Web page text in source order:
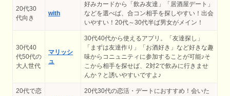
20代30
代向き
with
好みカードから「飲み友達」「居酒屋デート」
などを選べば、合コン相手を探しやすい！出会
いやすい！20代～30代半ば男女がメイン！
30代40
代50代の
大人世代
マリッシ
ュ
30代40代から使えるアプリ。「友達探し」
「まずは友達作り」「お酒好き」など好きな趣
味からコニュニティに参加することが可能♪そ
こから相手を探せば、2対2で飲みに行きませ
んか？と誘いやすいですよ♪
20代で恋
20代30代の恋活・デートにおすすめ！会いた